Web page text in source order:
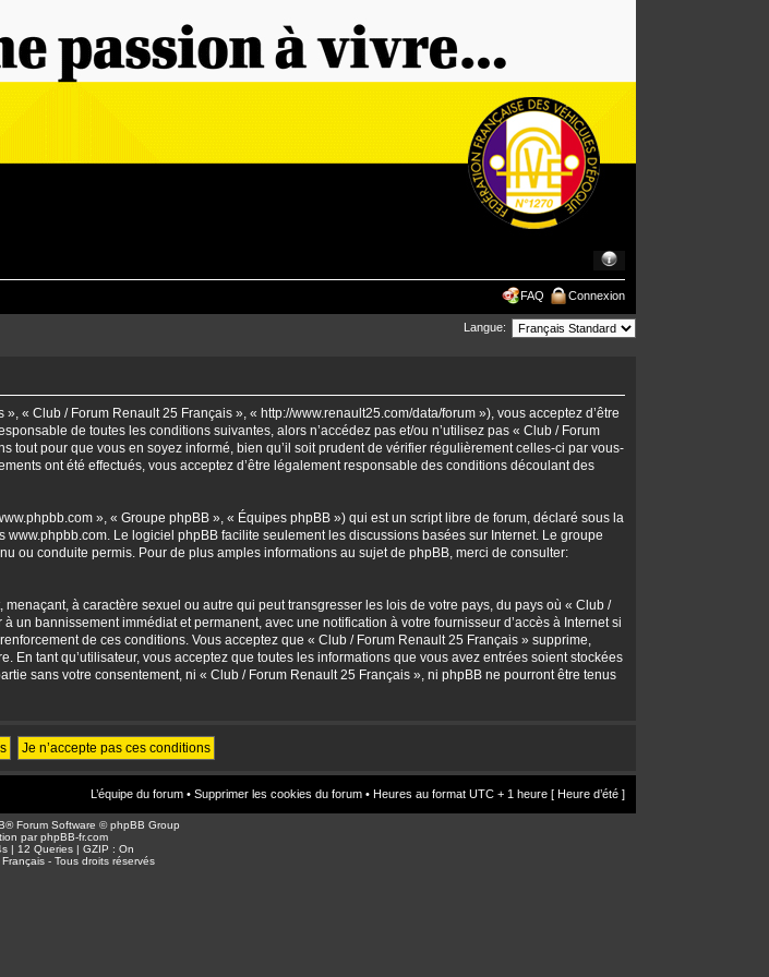
FAQ Connexion
Langue:
« Club / Forum Renault 25 Français », « http://www.renault25.com/data/forum »), vous acceptez d’être
de toutes les conditions suivantes, alors n’accédez pas et/ou n’utilisez pas « Club / Forum
tout pour que vous en soyez informé, bien qu’il soit prudent de vérifier régulièrement celles-ci par vous-
ont été effectués, vous acceptez d’être légalement responsable des conditions découlant des
», « Groupe phpBB », « Équipes phpBB ») qui est un script libre de forum, déclaré sous la
www.phpbb.com . Le logiciel phpBB facilite seulement les discussions basées sur Internet. Le groupe
ou conduite permis. Pour de plus amples informations au sujet de phpBB, merci de consulter:
à caractère sexuel ou autre qui peut transgresser les lois de votre pays, du pays où « Club /
bannissement immédiat et permanent, avec une notification à votre fournisseur d’accès à Internet si
de ces conditions. Vous acceptez que « Club / Forum Renault 25 Français » supprime,
tant qu’utilisateur, vous acceptez que toutes les informations que vous avez entrées soient stockées
sans votre consentement, ni « Club / Forum Renault 25 Français », ni phpBB ne pourront être tenus
L’équipe du forum • Supprimer les cookies du forum • Heures au format UTC + 1 heure [ Heure d’été ]
® Forum Software © phpBB Group
parphpBB-fr.com
| 12 Queries | GZIP : On
- Tous droits réservés